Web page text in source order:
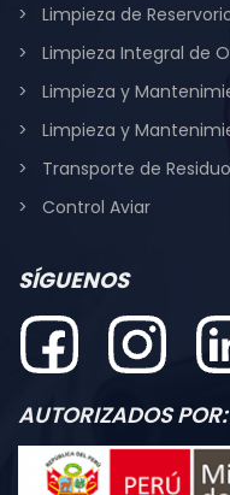
Limpieza de
Limpieza Integral de
Limpieza y
Limpieza y
Transporte de
Control Aviar
SÍGUENOS
AUTORIZADOS POR: